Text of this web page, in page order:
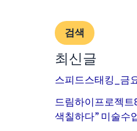
검색
최신글
스피드스태킹_금
드림하이프로젝트
색칠하다” 미술수